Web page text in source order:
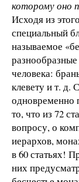
которому оно
Исходя из
специальный
называемое
человека:
клевету и т. д.
одновременно
то, что из 72
вопросу, о
иерархов,
в 60 статьях!
них